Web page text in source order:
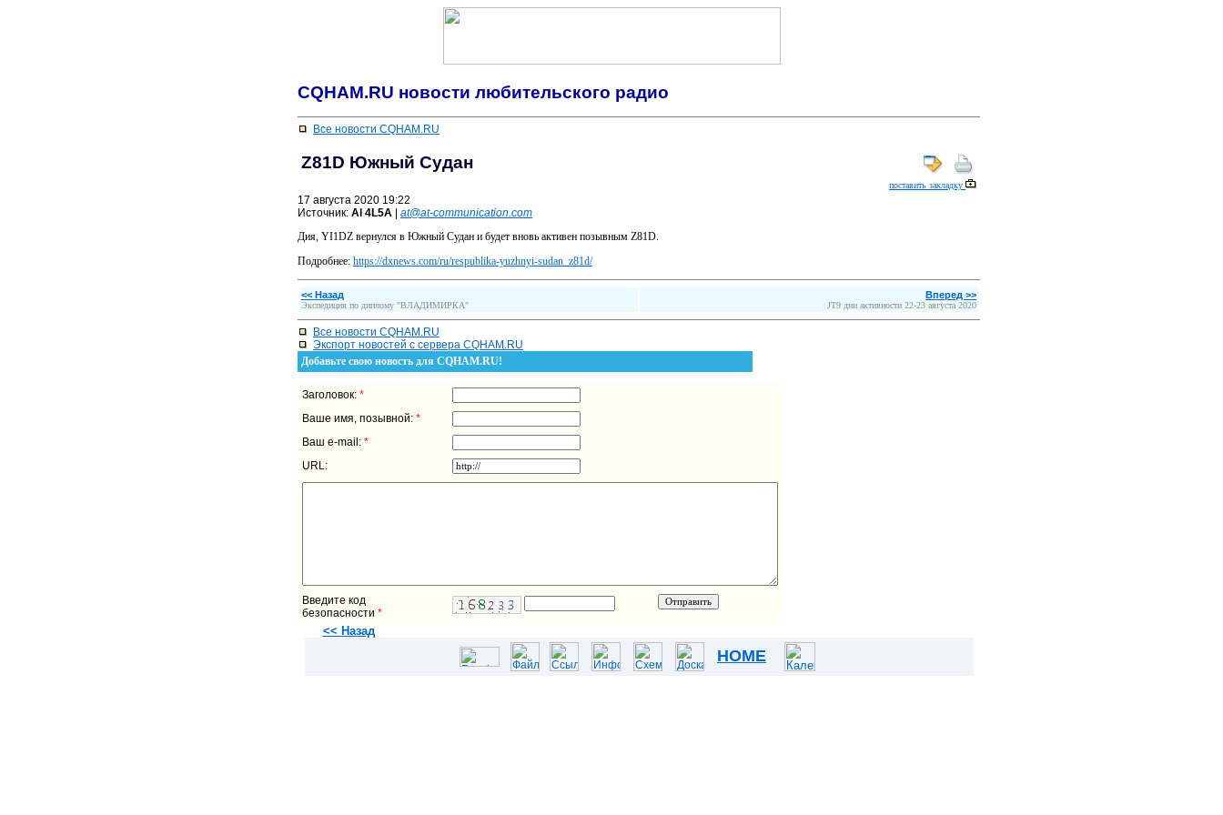
CQHAM.RU новости любительского радио
Все новости CQHAM.RU
Z81D Южный Судан
поставить закладку
17 августа 2020 19:22
Источник: Al 4L5A
at@at-communication.com
Дия, YI1DZ вернулся в Южный Судан и будет вновь активен позывным Z81D.
Подробнее: https://dxnews.com/ru/respublika-yuzhnyi-sudan_z81d/
<< Назад
Экспедиция по диплому "ВЛАДИМИРКА"
Вперед >>
JT9 дни активности 22-23 августа 2020
Все новости CQHAM.RU
Экспорт новостей с сервера CQHAM.RU
Добавьте свою новость для CQHAM.RU!
Заголовок: *
Ваше имя, позывной: *
Ваш e-mail: *
URL:
Введите код
безопасности *
<< Назад
HOME